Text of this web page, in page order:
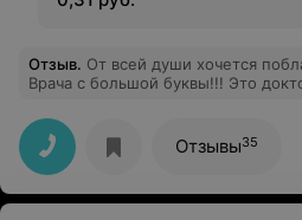
Отзыв. От всей души хочется
Врача с большой буквы!!! Это
пациенту,доктор,который простым
языком рассказывает маме о
лабораторных исследований, об
показателях и учит маму
и понимать в дальнейшем, дабы
Отзывы35